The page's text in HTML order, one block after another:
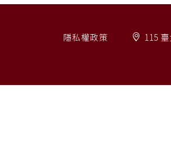
隱私權政策 115